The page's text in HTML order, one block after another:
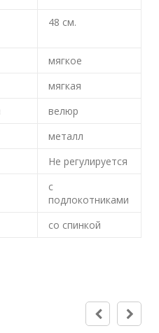
48 см.
мягкое
мягкая
велюр
металл
Не регулируется
с
подлокотниками
со спинкой